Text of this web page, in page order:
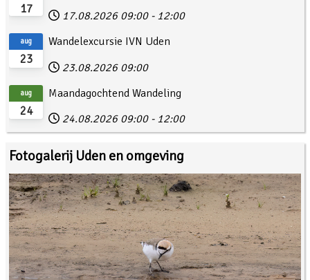
17
17.08.2026 09:00 - 12:00
23
aug
Wandelexcursie IVN Uden
23.08.2026 09:00
24
aug
Maandagochtend Wandeling
24.08.2026 09:00 - 12:00
Fotogalerij Uden en omgeving